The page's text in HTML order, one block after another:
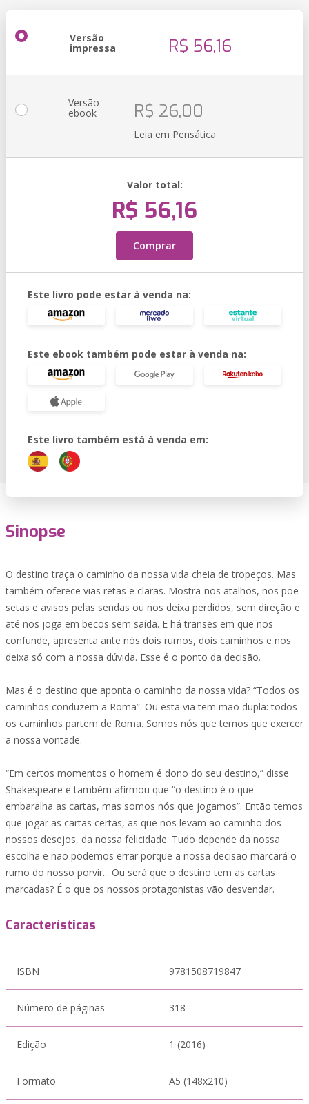
Versão
impressa R$ 56,16
Versão
ebook R$ 26,00
Leia em Pensática
Valor total:
R$ 56,16
Comprar
Este livro pode estar à venda na:
Este ebook também pode estar à venda na:
Este livro também está à venda em:
Sinopse
O destino traça o caminho da nossa vida cheia de tropeços. Mas
também oferece vias retas e claras. Mostra-nos atalhos, nos põe
setas e avisos pelas sendas ou nos deixa perdidos, sem direção e
até nos joga em becos sem saída. E há transes em que nos
confunde, apresenta ante nós dois rumos, dois caminhos e nos
deixa só com a nossa dúvida. Esse é o ponto da decisão.
Mas é o destino que aponta o caminho da nossa vida? “Todos os
caminhos conduzem a Roma”. Ou esta via tem mão dupla: todos
os caminhos partem de Roma. Somos nós que temos que exercer
a nossa vontade.
“Em certos momentos o homem é dono do seu destino,” disse
Shakespeare e também afirmou que “o destino é o que
embaralha as cartas, mas somos nós que jogamos”. Então temos
que jogar as cartas certas, as que nos levam ao caminho dos
nossos desejos, da nossa felicidade. Tudo depende da nossa
escolha e não podemos errar porque a nossa decisão marcará o
rumo do nosso porvir... Ou será que o destino tem as cartas
marcadas? É o que os nossos protagonistas vão desvendar.
Características
ISBN 9781508719847
Número de páginas 318
Edição 1 (2016)
Formato A5 (148x210)